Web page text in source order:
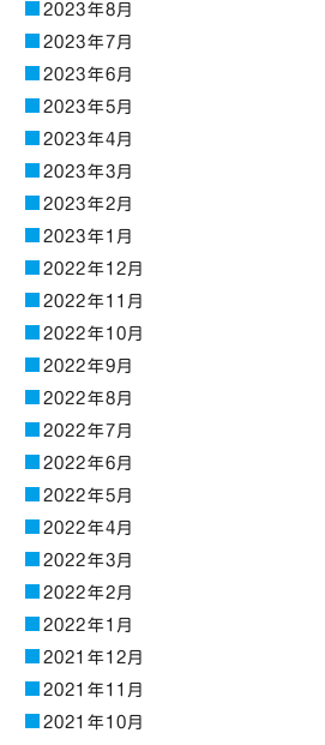
2023年8月
2023年7月
2023年6月
2023年5月
2023年4月
2023年3月
2023年2月
2023年1月
2022年12月
2022年11月
2022年10月
2022年9月
2022年8月
2022年7月
2022年6月
2022年5月
2022年4月
2022年3月
2022年2月
2022年1月
2021年12月
2021年11月
2021年10月